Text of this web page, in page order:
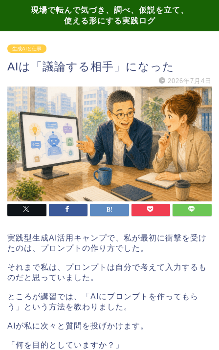
現場で転んで気づき、調べ、仮説を立て、
使える形にする実践ログ
生成AIと仕事
AIは「議論する相手」になった
2026年7月4日
実践型生成AI活用キャンプで、私が最初に衝撃を受け
たのは、プロンプトの作り方でした。
それまで私は、プロンプトは自分で考えて入力するも
のだと思っていました。
ところが講習では、「AIにプロンプトを作ってもら
う」という方法を教わりました。
AIが私に次々と質問を投げかけます。
「何を目的としていますか？」